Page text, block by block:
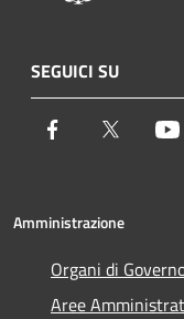
SEGUICI SU
Facebook Twitter
Amministrazione
Organi di
Aree